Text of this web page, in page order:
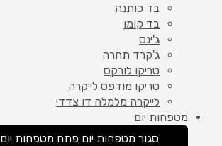
בד כותנה
בד קומו
ג'ינס
ג'קרד תחרה
טריקו לורקס
טריקו מודפס לייקרה
לייקרה מלמלה דו צדדי
מטפחות יום
סגור מטפחות יום פתח מטפחות יום